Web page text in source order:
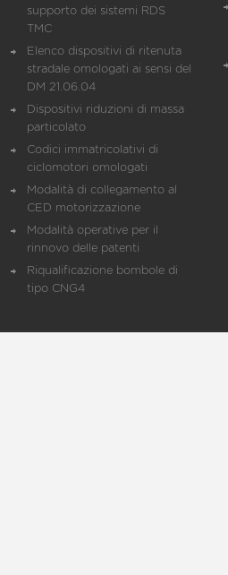
supporto dei sistemi RDS
TMC
Elenco dispositivi di ritenuta
stradale omologati ai sensi del
DM 21.06.04
Dispositivi riduzioni di massa
particolato
Codici immatricolativi di
ciclomotori omologati
Modalità di collegamento al
CED motorizzazione
Modalità operative per il
rinnovo delle patenti
Riqualificazione bombole di
tipo CNG4